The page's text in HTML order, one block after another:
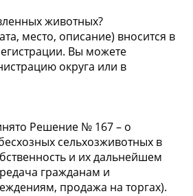
животных?
место, описание) вносится в
Вы можете
округа или в
Решение № 167 – о
сельхозживотных в
и их дальнейшем
гражданам и
продажа на торгах).